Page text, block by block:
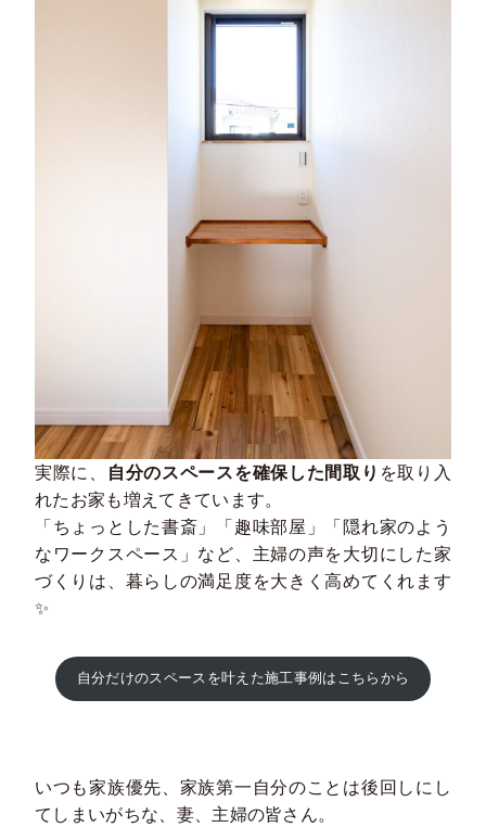
実際に、 自分のスペースを確保した間取り を取り入
れたお家も増えてきています。
「ちょっとした書斎」「趣味部屋」「隠れ家のよう
なワークスペース」など、主婦の声を大切にした家
づくりは、暮らしの満足度を大きく高めてくれます
✨
自分だけのスペースを叶えた施工事例はこちらから
いつも家族優先、家族第一自分のことは後回しにし
てしまいがちな、妻、主婦の皆さん。